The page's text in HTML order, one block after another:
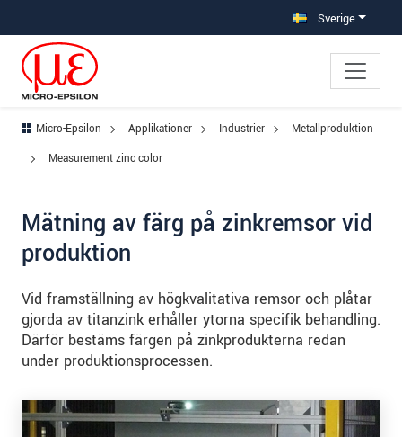
Sverige
Micro-Epsilon Applikationer Industrier
Metallproduktion
Measurement zinc color
Mätning av färg på zinkremsor vid
produktion
Vid framställning av högkvalitativa remsor och plåtar
gjorda av titanzink erhåller ytorna specifik behandling.
Därför bestäms färgen på zinkprodukterna redan
under produktionsprocessen.